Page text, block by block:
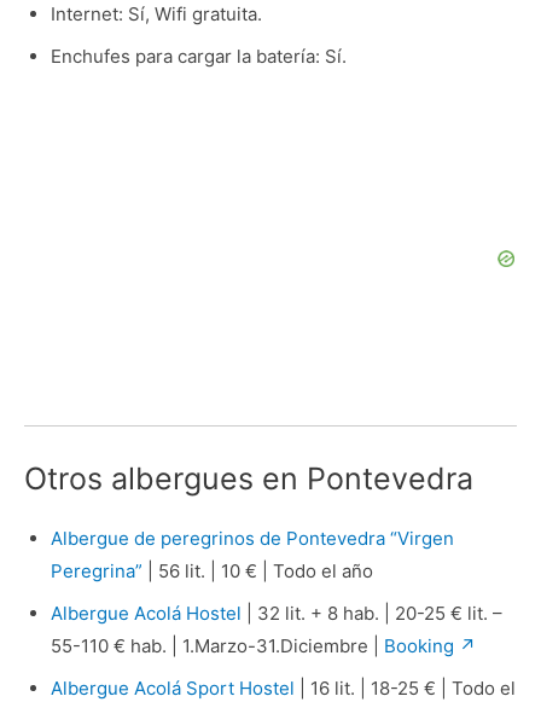
Internet: Sí, Wifi gratuita.
Enchufes para cargar la batería: Sí.
Otros albergues en Pontevedra
Albergue de peregrinos de Pontevedra “Virgen
Peregrina” | 56 lit. | 10 € | Todo el año
Albergue Acolá Hostel | 32 lit. + 8 hab. | 20-25 € lit. –
55-110 € hab. | 1.Marzo-31.Diciembre | Booking ↗
Albergue Acolá Sport Hostel | 16 lit. | 18-25 € | Todo el